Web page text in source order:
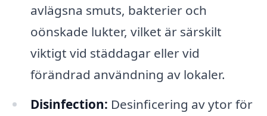
avlägsna smuts, bakterier och
oönskade lukter, vilket är särskilt
viktigt vid städdagar eller vid
förändrad användning av lokaler.
Disinfection: Desinficering av ytor för